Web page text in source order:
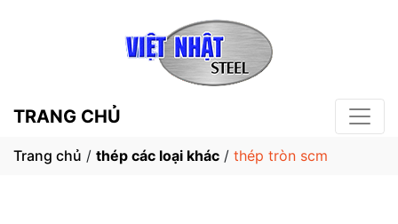
TRANG CHỦ
Trang chủ / thép các loại khác / thép tròn scm